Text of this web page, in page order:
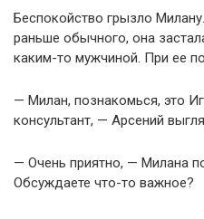
Беспокойство грызло
раньше обычного, она
каким-то мужчиной. При ее
— Милан, познакомься, это
консультант, — Арсений
— Очень приятно, — Милана
Обсуждаете что-то важное?